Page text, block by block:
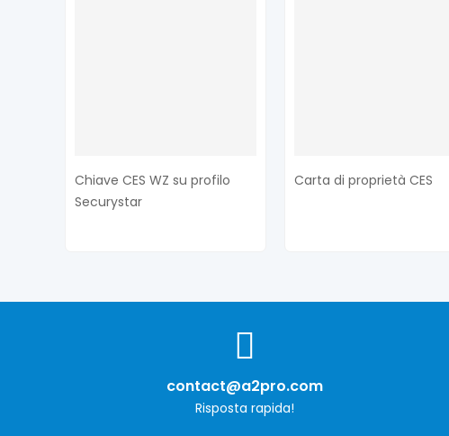
Chiave CES WZ su profilo
Securystar
Carta di proprietà CES
contact@a2pro.com
Risposta rapida!